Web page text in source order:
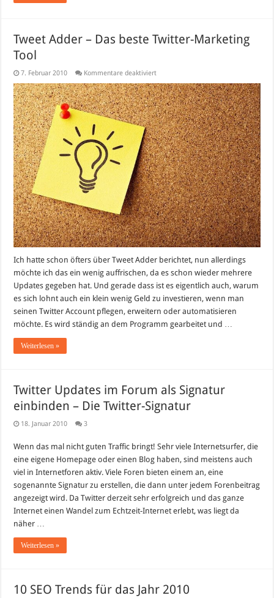
Tweet Adder – Das beste Twitter-Marketing
Tool
7. Februar 2010 Kommentare deaktiviertfür
Adder
–
Das
beste
Twitter-
Marketing
Tool
Ich hatte schon öfters über Tweet Adder berichtet, nun allerdings
möchte ich das ein wenig auffrischen, da es schon wieder mehrere
Updates gegeben hat. Und gerade dass ist es eigentlich auch, warum
es sich lohnt auch ein klein wenig Geld zu investieren, wenn man
seinen Twitter Account pflegen, erweitern oder automatisieren
möchte. Es wird ständig an dem Programm gearbeitet und …
Weiterlesen »
Twitter Updates im Forum als Signatur
einbinden – Die Twitter-Signatur
18. Januar 2010 3
Wenn das mal nicht guten Traffic bringt! Sehr viele Internetsurfer, die
eine eigene Homepage oder einen Blog haben, sind meistens auch
viel in Internetforen aktiv. Viele Foren bieten einem an, eine
sogenannte Signatur zu erstellen, die dann unter jedem Forenbeitrag
angezeigt wird. Da Twitter derzeit sehr erfolgreich und das ganze
Internet einen Wandel zum Echtzeit-Internet erlebt, was liegt da
näher …
Weiterlesen »
10 SEO Trends für das Jahr 2010